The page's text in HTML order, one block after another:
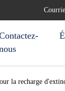
la recharge